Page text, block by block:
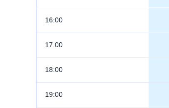
16:00
17:00
18:00
19:00